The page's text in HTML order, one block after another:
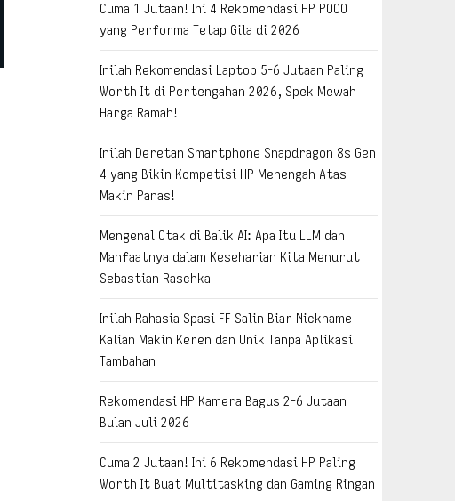
Cuma 1 Jutaan! Ini 4 Rekomendasi HP POCO
yang Performa Tetap Gila di 2026
Inilah Rekomendasi Laptop 5-6 Jutaan Paling
Worth It di Pertengahan 2026, Spek Mewah
Harga Ramah!
Inilah Deretan Smartphone Snapdragon 8s Gen
4 yang Bikin Kompetisi HP Menengah Atas
Makin Panas!
Mengenal Otak di Balik AI: Apa Itu LLM dan
Manfaatnya dalam Keseharian Kita Menurut
Sebastian Raschka
Inilah Rahasia Spasi FF Salin Biar Nickname
Kalian Makin Keren dan Unik Tanpa Aplikasi
Tambahan
Rekomendasi HP Kamera Bagus 2-6 Jutaan
Bulan Juli 2026
Cuma 2 Jutaan! Ini 6 Rekomendasi HP Paling
Worth It Buat Multitasking dan Gaming Ringan